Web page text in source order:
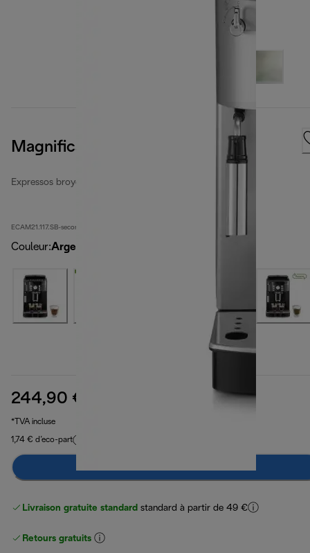
Magnifica S
Expressos broyeurs automatiques reconditionnés
ECAM21.117.SB-second
Couleur:Argent
244,90 € prix original 399,90 €
*TVA incluse
1,74 € d’eco-part
Livraison gratuite standard standard à partir de 49 €
Retours gratuits